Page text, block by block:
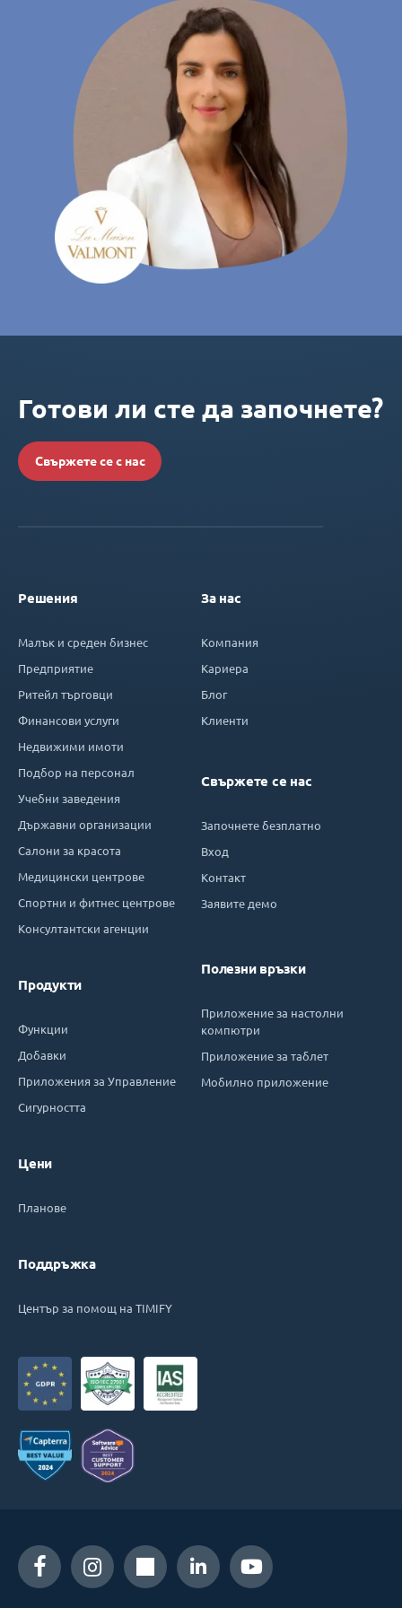
Готови ли сте да започнете?
Свържете се с нас
Решения
Малък и среден бизнес
Предприятие
Ритейл търговци
Финансови услуги
Недвижими имоти
Подбор на персонал
Учебни заведения
Държавни организации
Салони за красота
Медицински центрове
Спортни и фитнес центрове
Консултантски агенции
Продукти
Функции
Добавки
Приложения за Управление
Сигурността
Цени
Планове
Поддръжка
Център за помощ на TIMIFY
За нас
Компания
Кариера
Блог
Клиенти
Свържете се нас
Започнете безплатно
Вход
Контакт
Заявите демо
Полезни връзки
Приложение за настолни
компютри
Приложение за таблет
Мобилно приложение